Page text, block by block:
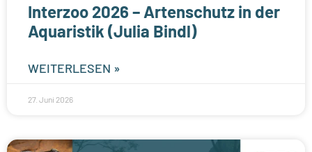
Interzoo 2026 – Artenschutz in der
Aquaristik (Julia Bindl)
WEITERLESEN »
27. Juni 2026